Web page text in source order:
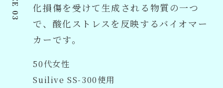
化損傷を受けて生成される物質の一つ
で、酸化ストレスを反映するバイオマー
カーです。
50代女性
Suilive SS-300使用